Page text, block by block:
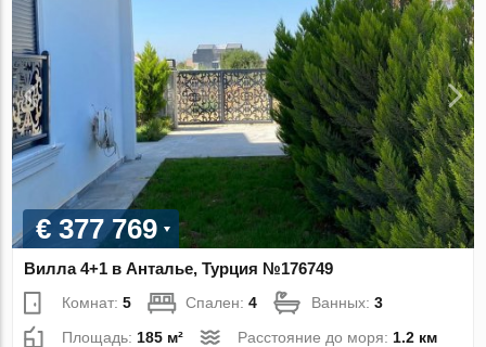
€ 377 769
Вилла 4+1 в Анталье, Турция №176749
Комнат:5 Спален:4 Ванных:3
Площадь: 185 м² Расстояние до моря: 1.2 км